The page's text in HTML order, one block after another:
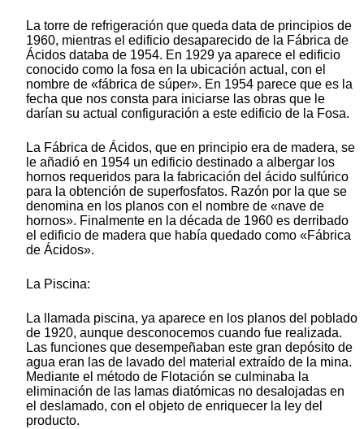
La torre de refrigeración que queda data de principios de
1960, mientras el edificio desaparecido de la Fábrica de
Ácidos databa de 1954. En 1929 ya aparece el edificio
conocido como la fosa en la ubicación actual, con el
nombre de «fábrica de súper». En 1954 parece que es la
fecha que nos consta para iniciarse las obras que le
darían su actual configuración a este edificio de la Fosa.
La Fábrica de Ácidos, que en principio era de madera, se
le añadió en 1954 un edificio destinado a albergar los
hornos requeridos para la fabricación del ácido sulfúrico
para la obtención de superfosfatos. Razón por la que se
denomina en los planos con el nombre de «nave de
hornos». Finalmente en la década de 1960 es derribado
el edificio de madera que había quedado como «Fábrica
de Ácidos».
La Piscina:
La llamada piscina, ya aparece en los planos del poblado
de 1920, aunque desconocemos cuando fue realizada.
Las funciones que desempeñaban este gran depósito de
agua eran las de lavado del material extraído de la mina.
Mediante el método de Flotación se culminaba la
eliminación de las lamas diatómicas no desalojadas en
el deslamado, con el objeto de enriquecer la ley del
producto.